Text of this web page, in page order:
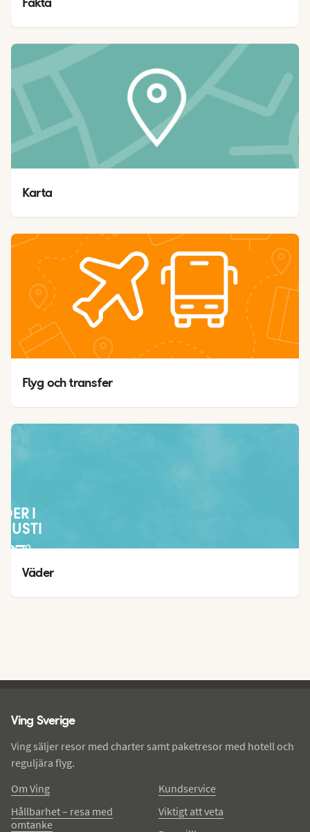
Flyg och transfer
I
27°
19°
Väder
Ving Sverige
Ving säljer resor med charter samt paketresor med hotell och
reguljära flyg.
Om Ving
Hållbarhet – resa med
omtanke
Kundservice
Viktigt att veta